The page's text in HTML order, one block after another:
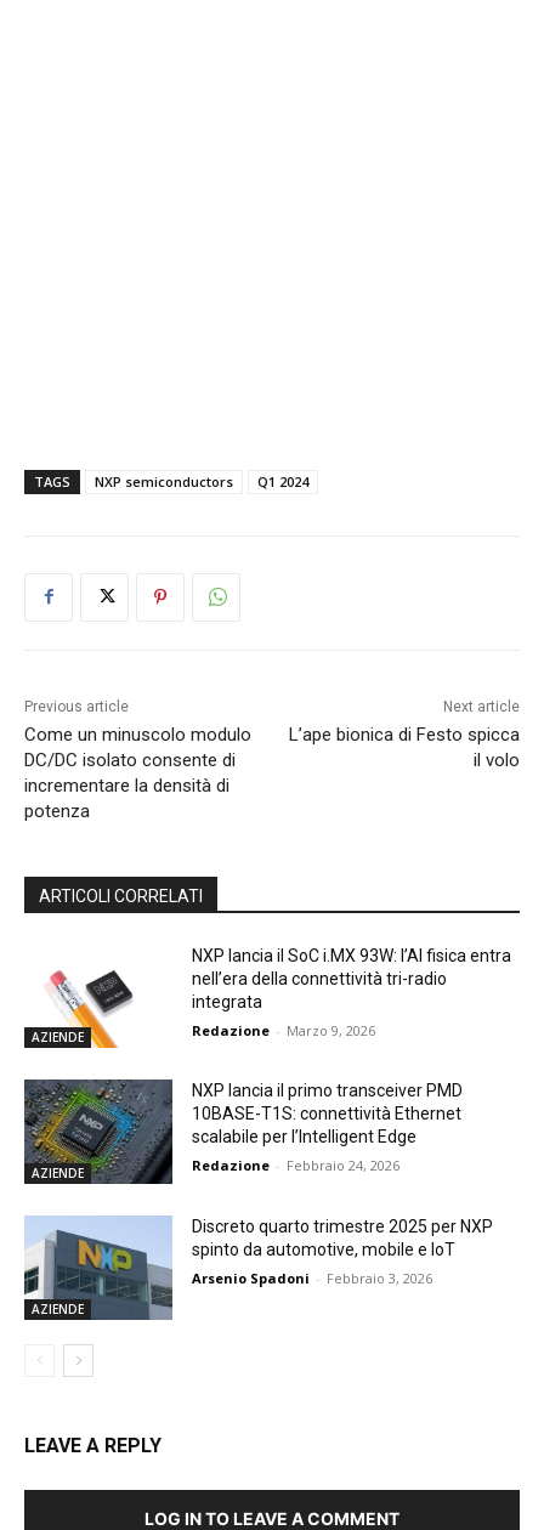
TAGS NXP semiconductors Q1 2024
Previous article
Come un minuscolo modulo
DC/DC isolato consente di
incrementare la densità di
potenza
Next article
L’ape bionica di Festo spicca
il volo
ARTICOLI CORRELATI
AZIENDE
NXP lancia il SoC i.MX 93W: l’AI fisica entra
nell’era della connettività tri-radio
integrata
Redazione - Marzo 9, 2026
AZIENDE
NXP lancia il primo transceiver PMD
10BASE-T1S: connettività Ethernet
scalabile per l’Intelligent Edge
Redazione - Febbraio 24, 2026
AZIENDE
Discreto quarto trimestre 2025 per NXP
spinto da automotive, mobile e IoT
Arsenio Spadoni - Febbraio 3, 2026
LEAVE A REPLY
LOG IN TO LEAVE A COMMENT